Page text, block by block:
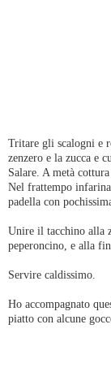
Tritare gli scalogni e
zenzero e la zucca e
Salare. A metà
Nel frattempo
padella con
Unire il tacchino alla
peperoncino, e alla
Servire caldissimo.
Ho accompagnato
piatto con alcune